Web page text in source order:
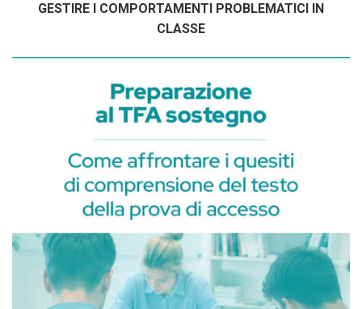
GESTIRE I COMPORTAMENTI PROBLEMATICI IN
CLASSE